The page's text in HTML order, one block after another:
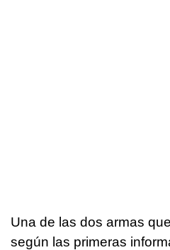
Una de las dos armas
según las primeras